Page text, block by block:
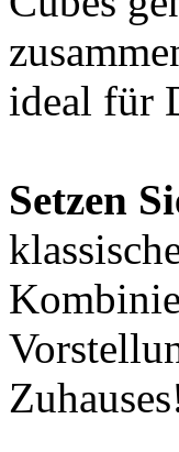
ideal für
Setzen